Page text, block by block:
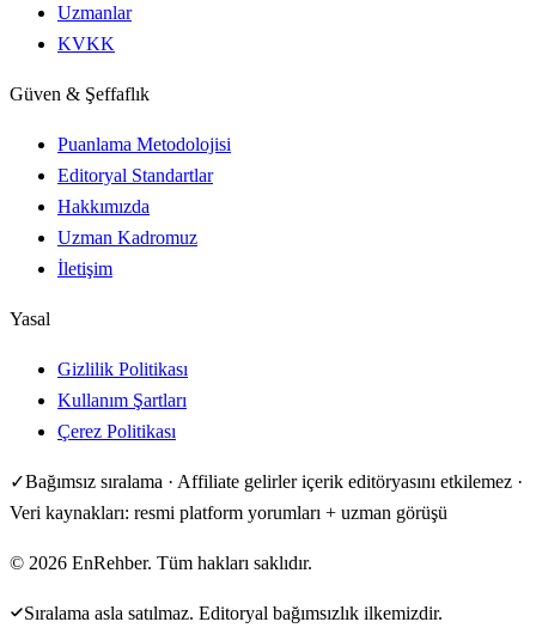
Uzmanlar
KVKK
Güven & Şeffaflık
Puanlama Metodolojisi
Editoryal Standartlar
Hakkımızda
Uzman Kadromuz
İletişim
Yasal
Gizlilik Politikası
Kullanım Şartları
Çerez Politikası
✓Bağımsız sıralama · Affiliate gelirler içerik editöryasını etkilemez ·
Veri kaynakları: resmi platform yorumları + uzman görüşü
© 2026 EnRehber. Tüm hakları saklıdır.
Sıralama asla satılmaz. Editoryal bağımsızlık ilkemizdir.